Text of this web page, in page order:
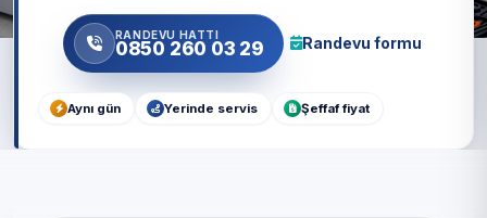
RANDEVU HATTI
0850 260 03 29 Randevu formu
Aynı gün Yerinde servis Şeffaf fiyat